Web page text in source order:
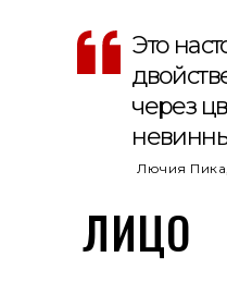
Это
через
Лючия
ЛИЦО